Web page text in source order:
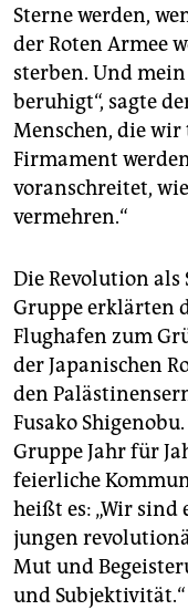
Sterne werden,
der Roten Armee
sterben. Und
beruhigt“, sagte
Menschen, die wir
Firmament
voranschreitet,
vermehren.“
Die Revolution als
Gruppe erklärten
Flughafen zum
der Japanischen
den
Fusako
Gruppe Jahr für
feierliche
heißt es: „Wir
jungen
Mut und
und Subjektivität.“